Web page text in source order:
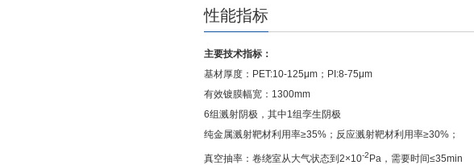
性能指标
主要技术指标：
基材厚度：PET:10-125μm；PI:8-75μm
有效镀膜幅宽：1300mm
6组溅射阴极，其中1组孪生阴极
纯金属溅射靶材利用率≥35%；反应溅射靶材利用率≥30%；
真空抽率：卷绕室从大气状态到2×10-2Pa，需要时间≤35min